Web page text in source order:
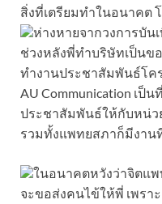
สิ่งที่เตรียมทำในอนาคต
ห่างหายจากวงการบันเ
ช่วงหลังพี่ทำบริษัทเป็นข
ทำงานประชาสัมพันธ์โค
AU Communication เป็
ประชาสัมพันธ์ให้กับหน่ว
รวมทั้งแพทยสภาก็มีงาน
ในอนาคตหวังว่าจิตแ
จะขอส่งคนไข้ให้พี่ เพรา